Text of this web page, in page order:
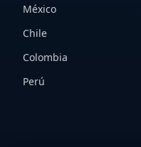
México
Chile
Colombia
Perú